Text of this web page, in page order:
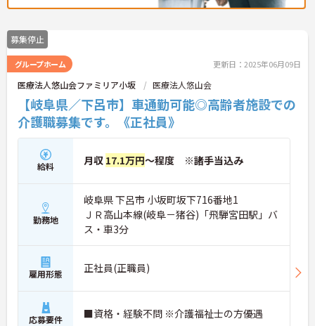
募集停止
グループホーム 更新日：2025年06月09日
医療法人悠山会ファミリア小坂 医療法人悠山会
【岐阜県／下呂市】車通勤可能◎高齢者施設での
介護職募集です。《正社員》
給料 月収 17.1万円～程度 ※諸手当込み
勤務地
岐阜県 下呂市 小坂町坂下716番地1
ＪＲ高山本線(岐阜－猪谷)「飛騨宮田駅」バ
ス・車3分
雇用形態 正社員(正職員)
応募要件 ■資格・経験不問 ※介護福祉士の方優遇